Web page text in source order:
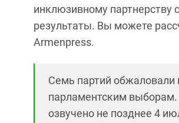
инклюзивному партнерству
результаты. Вы можете
Armenpress.
Семь партий обжаловали
парламентским
озвучено не позднее 4